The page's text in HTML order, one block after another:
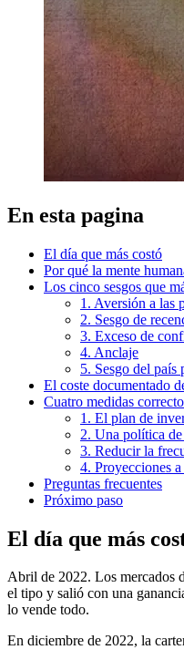
En esta pagina
El día que más costó
Por qué la mente
Los cinco sesgos que
1. Aversión a las
2. Sesgo de
3. Exceso de
4. Anclaje
5. Sesgo del país
El coste documentado
Cuatro medidas
1. El plan de
2. Una política
3. Reducir la
4. Proyecciones
Preguntas frecuentes
Próximo paso
El día que más
Abril de 2022. Los mercados
el tipo y salió con una
lo vende todo.
En diciembre de 2022, la